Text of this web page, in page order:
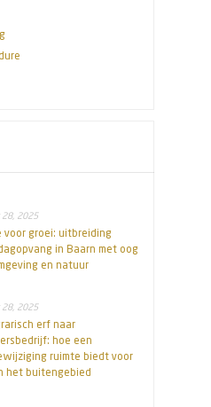
2025
voor groei: uitbreiding
in Baarn met oog
en natuur
2025
erf naar
hoe een
ruimte biedt voor
het buitengebied